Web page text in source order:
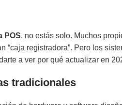
POS, no estás solo. Muchos
registradora”. Pero los
a ver por qué actualizar en
tradicionales